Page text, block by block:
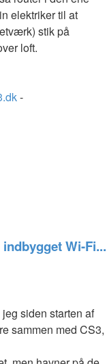
elektriker til at
stik på
loft.
-
Wi-Fi...
siden starten af
sammen med CS3,